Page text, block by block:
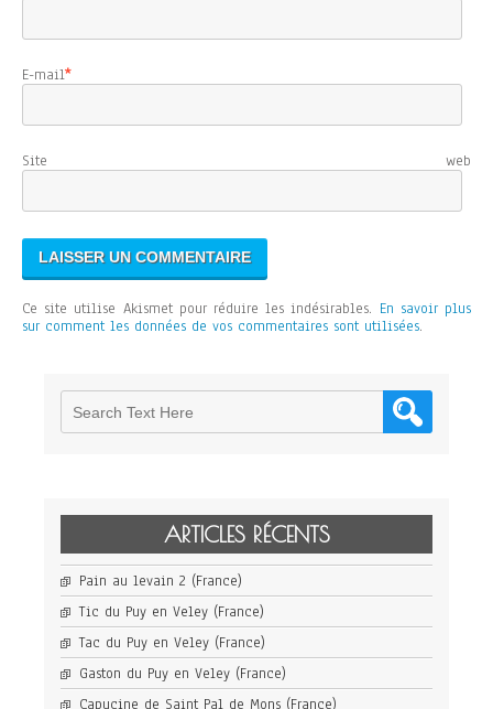
E-mail*
Site web
Ce site utilise Akismet pour réduire les indésirables. En savoir plus
sur comment les données de vos commentaires sont utilisées.
ARTICLES RÉCENTS
Pain au levain 2 (France)
Tic du Puy en Veley (France)
Tac du Puy en Veley (France)
Gaston du Puy en Veley (France)
Capucine de Saint Pal de Mons (France)